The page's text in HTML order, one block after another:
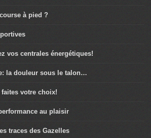
à pied ?
vos centrales énergétiques!
la douleur sous le talon…
votre choix!
au plaisir
traces des Gazelles